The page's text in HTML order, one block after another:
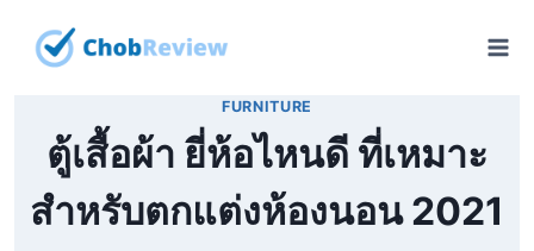
FURNITURE
ตู้เสื้อผ้า ยี่ห้อไหนดี ที่เหมาะ
สำหรับตกแต่งห้องนอน 2021